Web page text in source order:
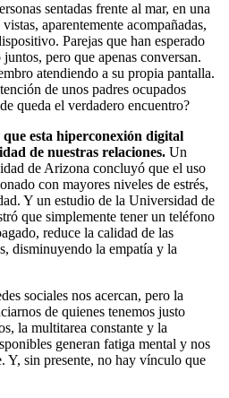
sentadas frente al mar, en una
aparentemente acompañadas,
Parejas que han esperado
pero que apenas conversan.
atendiendo a su propia pantalla.
de unos padres ocupados
queda el verdadero encuentro?
esta hiperconexión digital
de nuestras relaciones. Un
de Arizona concluyó que el uso
con mayores niveles de estrés,
Y un estudio de la Universidad de
que simplemente tener un teléfono
reduce la calidad de las
disminuyendo la empatía y la
sociales nos acercan, pero la
de quienes tenemos justo
la multitarea constante y la
generan fatiga mental y nos
Y, sin presente, no hay vínculo que